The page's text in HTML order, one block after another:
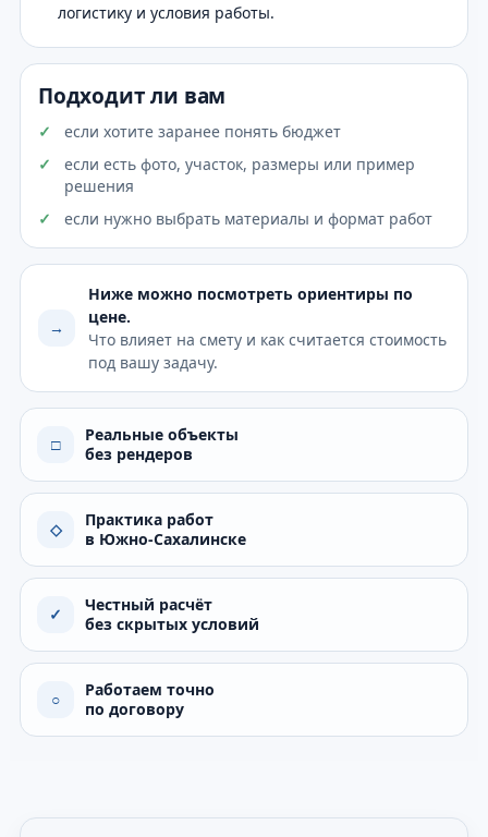
логистику и условия работы.
Подходит ли вам
если хотите заранее понять бюджет
если есть фото, участок, размеры или пример
решения
если нужно выбрать материалы и формат работ
→
Ниже можно посмотреть ориентиры по
цене.
Что влияет на смету и как считается стоимость
под вашу задачу.
□
Реальные объекты
без рендеров
◇
Практика работ
в Южно-Сахалинске
✓
Честный расчёт
без скрытых условий
○
Работаем точно
по договору